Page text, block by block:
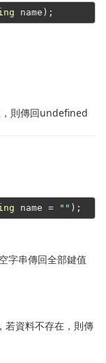
則傳回undefined
name = ""
字串傳回全部鍵值
若資料不存在，則傳